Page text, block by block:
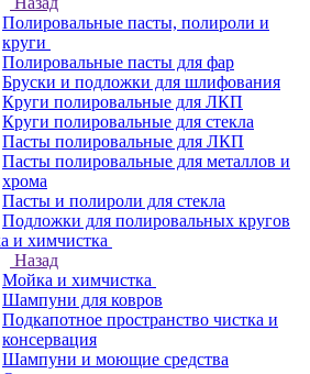
Полировальные пасты, полироли и
круги
Полировальные пасты для фар
Бруски и подложки для шлифования
Круги полировальные для ЛКП
Круги полировальные для стекла
Пасты полировальные для ЛКП
Пасты полировальные для металлов и
хрома
Пасты и полироли для стекла
Подложки для полировальных кругов
и химчистка
Назад
Мойка и химчистка
Шампуни для ковров
Подкапотное пространство чистка и
консервация
Шампуни и моющие средства